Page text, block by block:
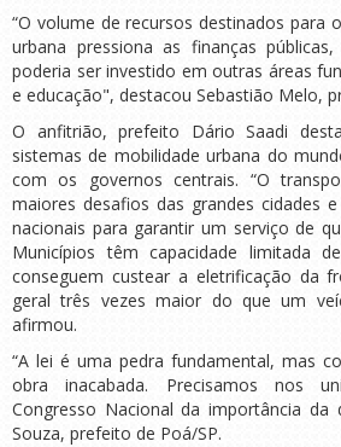
“O volume de recursos destinados para
urbana pressiona as finanças
poderia ser investido em outras áreas
e educação", destacou Sebastião Melo,
O anfitrião, prefeito Dário Saadi
sistemas de mobilidade urbana do
com os governos centrais. “O
maiores desafios das grandes cidades
nacionais para garantir um serviço de
Municípios têm capacidade limitada
conseguem custear a eletrificação da
geral três vezes maior do que um
afirmou.
“A lei é uma pedra fundamental, mas
obra inacabada. Precisamos nos
Congresso Nacional da importância da
Souza, prefeito de Poá/SP.